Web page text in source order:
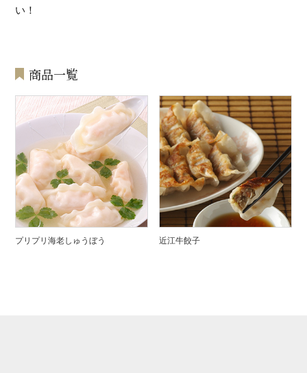
い！
商品一覧
プリプリ海老しゅうぼう 近江牛餃子